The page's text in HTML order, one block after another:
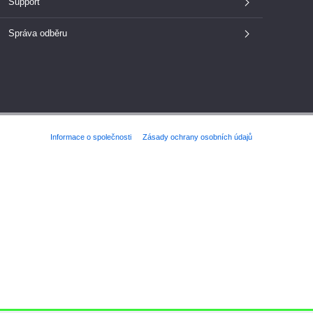
Správa odběru
Informace o společnosti Zásady ochrany osobních údajů